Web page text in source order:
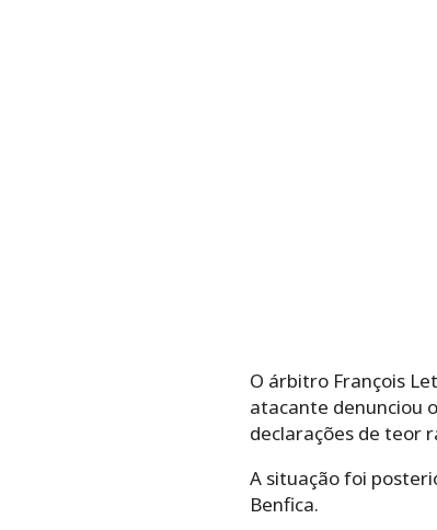
O árbitro François
atacante denunciou
declarações de teor
A situação foi
Benfica.